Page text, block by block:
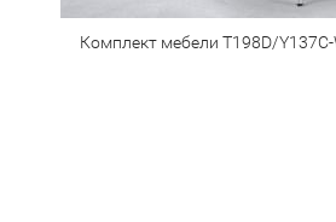
Комплект мебели T198D/